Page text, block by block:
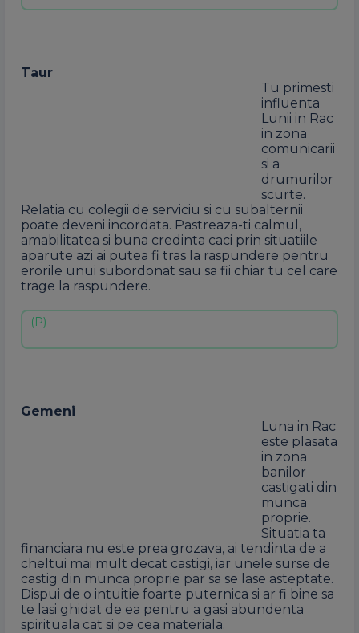
Taur
Tu primesti
influenta
Lunii in Rac
in zona
comunicarii
si a
drumurilor
scurte.
Relatia cu colegii de serviciu si cu subalternii
poate deveni incordata. Pastreaza-ti calmul,
amabilitatea si buna credinta caci prin situatiile
aparute azi ai putea fi tras la raspundere pentru
erorile unui subordonat sau sa fii chiar tu cel care
trage la raspundere.
Gemeni
Luna in Rac
este plasata
in zona
banilor
castigati din
munca
proprie.
Situatia ta
financiara nu este prea grozava, ai tendinta de a
cheltui mai mult decat castigi, iar unele surse de
castig din munca proprie par sa se lase asteptate.
Dispui de o intuitie foarte puternica si ar fi bine sa
te lasi ghidat de ea pentru a gasi abundenta
spirituala cat si pe cea materiala.